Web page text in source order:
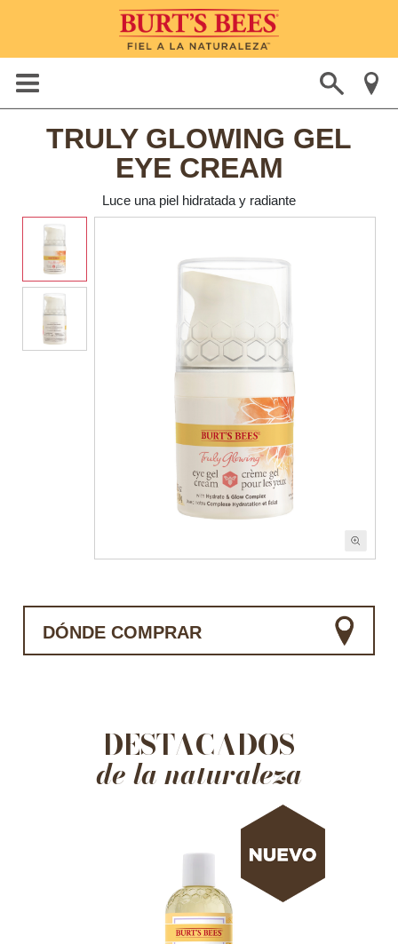
TRULY GLOWING GEL
EYE CREAM
Luce una piel hidratada y radiante
DÓNDE COMPRAR
DESTACADOS
de la naturaleza